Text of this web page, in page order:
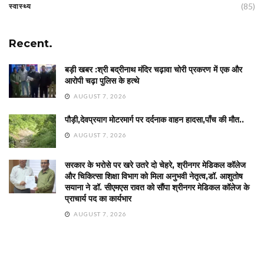
स्वास्थ्य (85)
Recent.
बड़ी खबर :श्री बद्रीनाथ मंदिर चढ़ावा चोरी प्रकरण में एक और
आरोपी चढ़ा पुलिस के हत्थे
AUGUST 7, 2026
पौड़ी,देवप्रयाग मोटरमार्ग पर दर्दनाक वाहन हादसा,पाँच की मौत..
AUGUST 7, 2026
सरकार के भरोसे पर खरे उतरे दो चेहरे, श्रीनगर मेडिकल कॉलेज
और चिकित्सा शिक्षा विभाग को मिला अनुभवी नेतृत्व,डॉ. आशुतोष
सयाना ने डॉ. सीएमएस रावत को सौंपा श्रीनगर मेडिकल कॉलेज के
प्राचार्य पद का कार्यभार
AUGUST 7, 2026